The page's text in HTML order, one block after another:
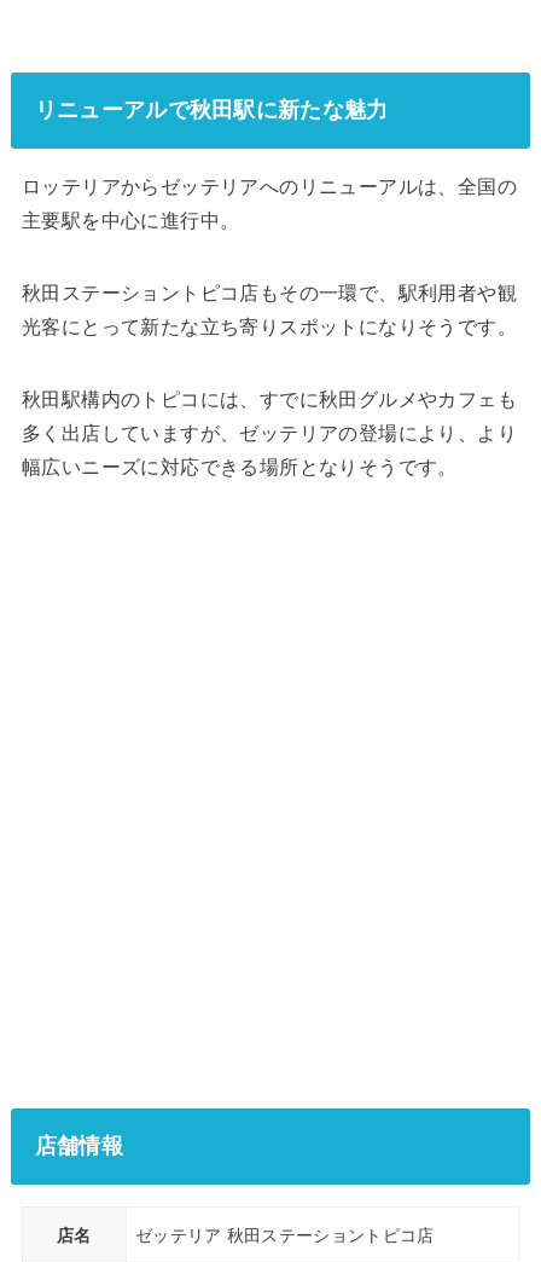
リニューアルで秋田駅に新たな魅力
ロッテリアからゼッテリアへのリニューアルは、全国の
主要駅を中心に進行中。
秋田ステーショントピコ店もその一環で、駅利用者や観
光客にとって新たな立ち寄りスポットになりそうです。
秋田駅構内のトピコには、すでに秋田グルメやカフェも
多く出店していますが、ゼッテリアの登場により、より
幅広いニーズに対応できる場所となりそうです。
店舗情報
店名 ゼッテリア 秋田ステーショントピコ店